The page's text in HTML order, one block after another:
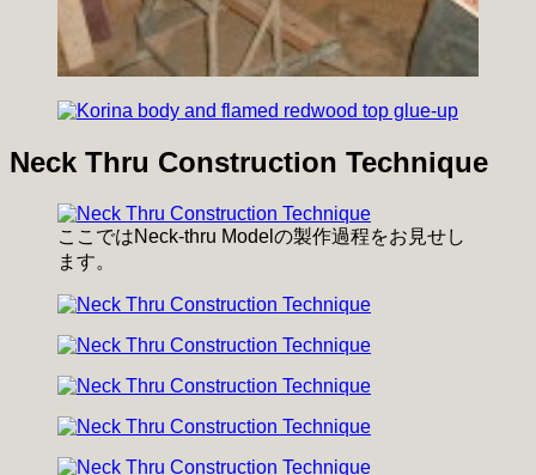
Neck Thru Construction Technique
ここではNeck-thru Modelの製作過程をお見せし
ます。